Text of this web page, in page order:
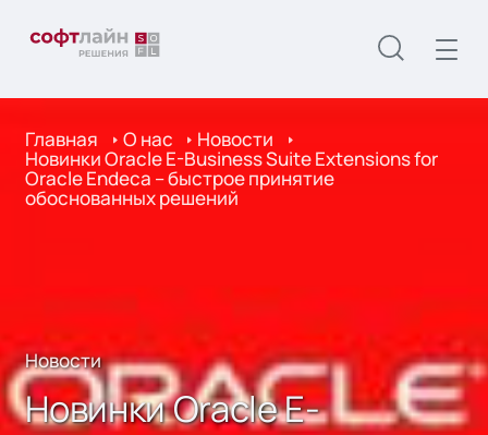
Главная О нас Новости
Новинки Oracle E-Business Suite Extensions for
Oracle Endeca – быстрое принятие
обоснованных решений
Новости
Новинки Oracle E-